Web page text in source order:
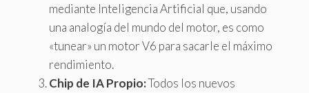
mediante Inteligencia Artificial que, usando
una analogía del mundo del motor, es como
«tunear» un motor V6 para sacarle el máximo
rendimiento.
Chip de IA Propio:Todos los nuevos